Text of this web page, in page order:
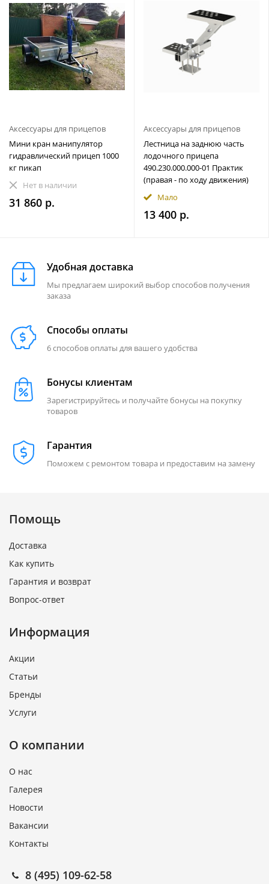
Аксессуары для прицепов
Мини кран манипулятор
гидравлический прицеп 1000
кг пикап
Нет в наличии
31 860 р.
Аксессуары для прицепов
Лестница на заднюю часть
лодочного прицепа
490.230.000.000-01 Практик
(правая - по ходу движения)
Мало
13 400 р.
Удобная доставка
Мы предлагаем широкий выбор способов получения
заказа
Способы оплаты
6 способов оплаты для вашего удобства
Бонусы клиентам
Зарегистрируйтесь и получайте бонусы на покупку
товаров
Гарантия
Поможем с ремонтом товара и предоставим на замену
Помощь
Доставка
Как купить
Гарантия и возврат
Вопрос-ответ
Информация
Акции
Статьи
Бренды
Услуги
О компании
О нас
Галерея
Новости
Вакансии
Контакты
8 (495) 109-62-58